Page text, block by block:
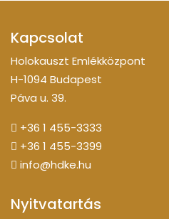
Kapcsolat
Holokauszt Emlékközpont
H-1094 Budapest
Páva u. 39.
+36 1 455-3333
+36 1 455-3399
info@hdke.hu
Nyitvatartás